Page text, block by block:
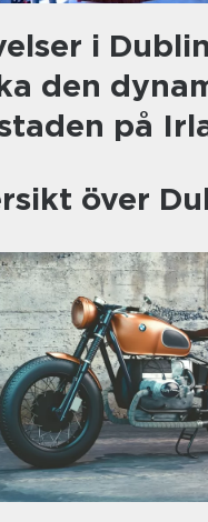
i
den
på
över